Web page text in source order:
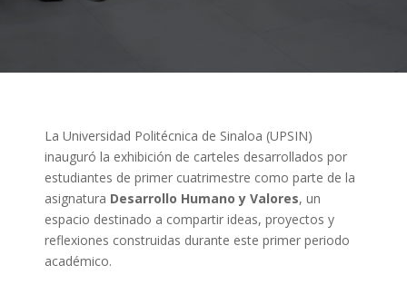
La Universidad Politécnica de Sinaloa (UPSIN)
inauguró la exhibición de carteles desarrollados por
estudiantes de primer cuatrimestre como parte de la
asignatura Desarrollo Humano y Valores, un
espacio destinado a compartir ideas, proyectos y
reflexiones construidas durante este primer periodo
académico.